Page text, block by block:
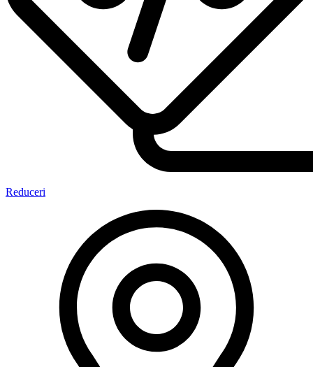
Reduceri